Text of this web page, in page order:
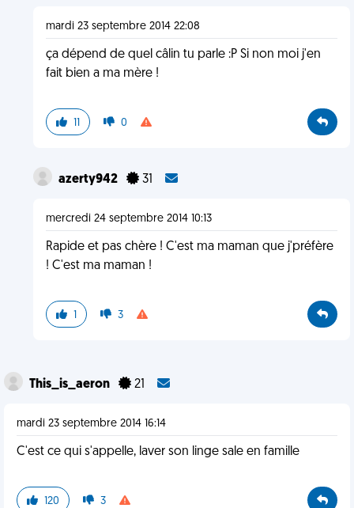
mardi 23 septembre 2014 22:08
ça dépend de quel câlin tu parle :P Si non moi j'en
fait bien a ma mère !
11 0
azerty942 31
mercredi 24 septembre 2014 10:13
Rapide et pas chère ! C'est ma maman que j'préfère
! C'est ma maman !
1 3
This_is_aeron 21
mardi 23 septembre 2014 16:14
C'est ce qui s'appelle, laver son linge sale en famille
120 3